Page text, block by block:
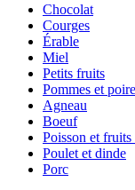
Chocolat
Courges
Érable
Miel
Petits fruits
Pommes et
Agneau
Boeuf
Poisson et fruits
Poulet et dinde
Porc